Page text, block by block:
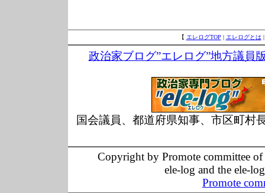
【 エレログTOP | エレログとは
政治家ブログ”エレログ”地方議員
国会議員、都道府県知事、市区町村
Copyright by Promote committee
ele-log and the ele-
Promote